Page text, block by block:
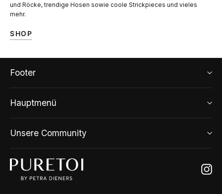
und Röcke, trendige Hosen sowie coole Strickpieces und vieles
mehr.
SHOP
Footer
Hauptmenü
Unsere Community